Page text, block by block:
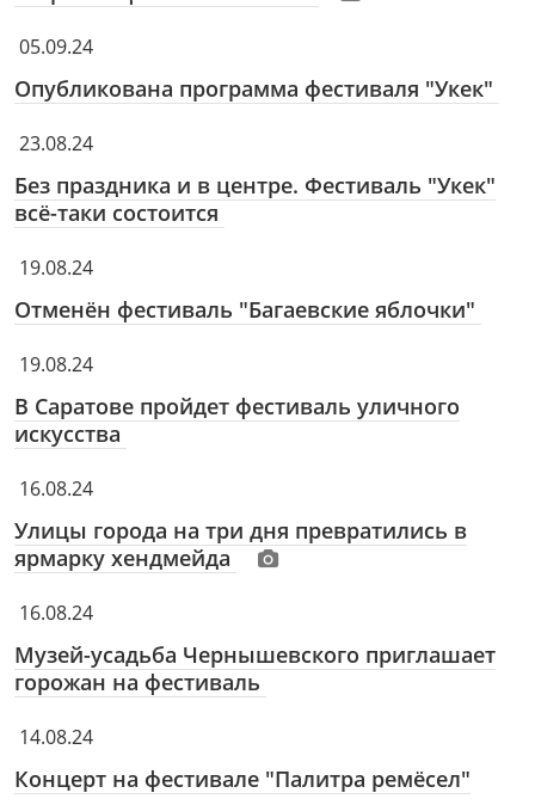
05.09.24
Опубликована программа фестиваля "Укек"
23.08.24
Без праздника и в центре. Фестиваль "Укек"
всё-таки состоится
19.08.24
Отменён фестиваль "Багаевские яблочки"
19.08.24
В Саратове пройдет фестиваль уличного
искусства
16.08.24
Улицы города на три дня превратились в
ярмарку хендмейда
16.08.24
Музей-усадьба Чернышевского приглашает
горожан на фестиваль
14.08.24
Концерт на фестивале "Палитра ремёсел"